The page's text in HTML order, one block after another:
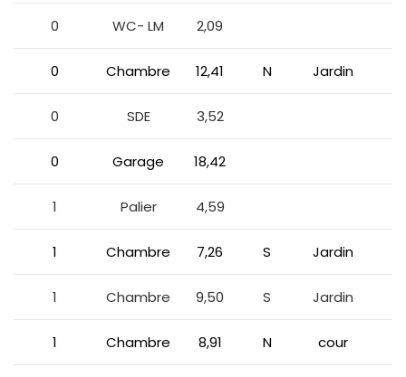
0 WC- LM 2,09
0 Chambre 12,41 N Jardin
0 SDE 3,52
0 Garage 18,42
1 Palier 4,59
1 Chambre 7,26 S Jardin
1 Chambre 9,50 S Jardin
1 Chambre 8,91 N cour